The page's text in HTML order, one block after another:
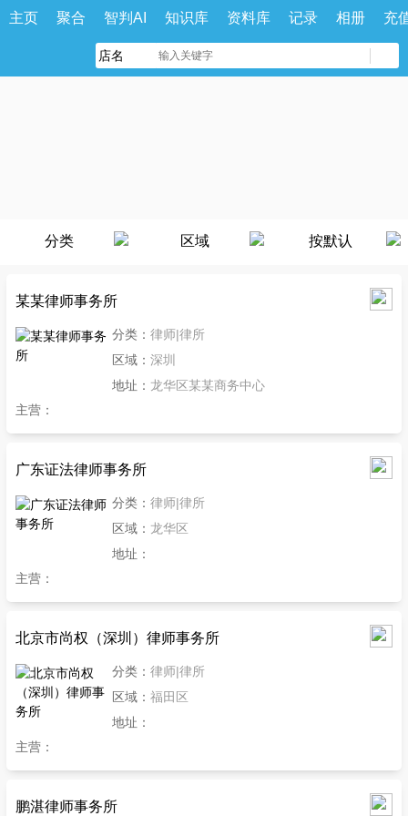
主页 聚合 智判AI 知识库 资料库 记录 相册 充
分类 区域 按默认
某某律师事务所
分类： 律师|律所
区域： 深圳
地址： 龙华区某某商务中心
主营：
广东证法律师事务所
分类： 律师|律所
区域： 龙华区
地址：
主营：
北京市尚权（深圳）律师事务所
分类： 律师|律所
区域： 福田区
地址：
主营：
鹏湛律师事务所